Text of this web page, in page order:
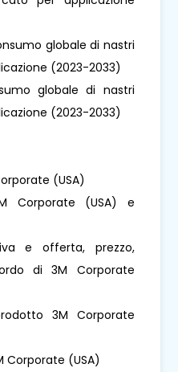
globale di nastri
(2023-2033)
globale di nastri
(2023-2033)
(USA)
Corporate (USA) e
e offerta, prezzo,
di 3M Corporate
3M Corporate
Corporate (USA)